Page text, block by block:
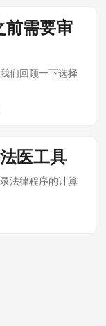
前需要审
们回顾一下选择
医工具
法律程序的计算